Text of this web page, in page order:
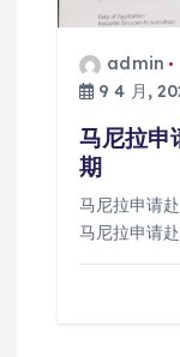
admin
9 4 月,
马尼拉申
期
马尼拉申请
马尼拉申请